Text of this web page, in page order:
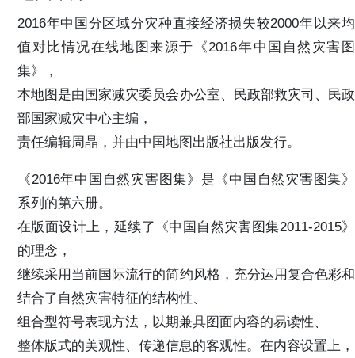
2016年中国分区域分灾种直接经济损失较2000年以来均
值对比情况在线地图来源于《2016年中国自然灾害图
集》，
本地图是由国家减灾委员会办公室、民政部救灾司、民政
部国家减灾中心主编，
责任编辑周晶，并由中国地图出版社出版发行。
《2016年中国自然灾害图集》是《中国自然灾害图集》
系列的第六册。
在版面设计上，延续了《中国自然灾害图集2011-2015》
的理念，
继续采用当前国际流行的简约风格，充分运用复合色彩和
结合了自然灾害特征的结构性、
组合型符号表现方法，以期兼具图面内容的易读性、
整体版式的美观性、传递信息的客观性。在内容设置上，